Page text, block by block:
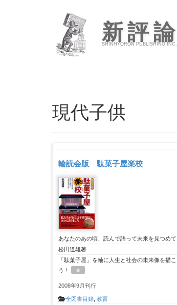
新評論
SHINHYORON PUBLISHING INC.
現代子供
輪読会版 駄菓子屋楽校
あなたのあの頃、読んで語って未来を見つめて
松田道雄著
「駄菓子屋」を軸に人生と社会の未来像を描こ
う！
»
2008年9月刊行
全図書目録 教育